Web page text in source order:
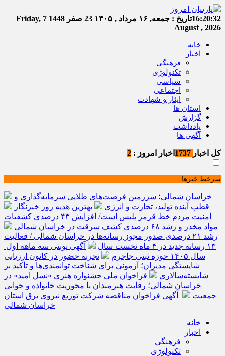
16:20:32تاریخ : جمعه, ۱۶ مرداد , ۱۴۰۵ 23 صفر 1448
Friday, 7
August , 2026
خانه
اخبار
فرهنگی
تکنولوژی
سیاسی
اجتماعی
ایثار و شهادت
استان ها
گزارش
یادداشت
آگهی ها
کل اخبار اخبار امروز : 2
سرخط خبرها
خراسان شمالی؛ سرزمین فرصت‌های طلایی سرمایه‌گذاری و
قطب آینده تولید، تجارت و انرژی
بهترین هدیه روز خبرنگار
امنیت مردم خط قرمز پلیس است/ افزایش ۴۳ درصدی کشفیات
مواد مخدر و رشد ۶۸ درصدی کشف سرقت در خراسان شمالی
رشد ۲۱ درصدی صدور مجوز رسانه‌ها در خراسان شمالی / فعالیت
۱۳ رسانه جدید در ۴ ماه نخست سال
آگهی نوبتی سه ماهه اول
سال ۱۴۰۵ حوزه ثبتی جاجرم
تجربه حضور در کانون ارزیابی
شایستگی مدیران؛ آزمونی برای شناخت توانمندی‌ها و تأکید بر
شایسته‌سالاری
فراخوان ملی جشنواره هنری «نسل امید» در
خراسان شمالی؛ رقابت هنرمندان با محوریت خانواده و جوانی
جمعیت
آگهی فراخوان مناقصه شرکت توزیع نیروی برق استان
خراسان شمالی
خانه
اخبار
فرهنگی
تکنولوژی